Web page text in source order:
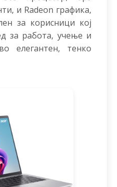
и Radeon графика,
за корисници кој
за работа, учење и
елегантен, тенко